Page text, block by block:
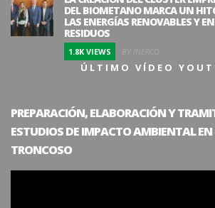
DEL BIOMETANO MARCA UN
LAS ENERGÍAS RENOVABLES Y
RESIDUOS
1.8K VIEWS BY INERCO
ÚLTIMO VÍDEO
PREPARACIÓN, ELABORACIÓN Y
ESTUDIOS DE IMPACTO AMBIENTAL EN
TRONCOSO